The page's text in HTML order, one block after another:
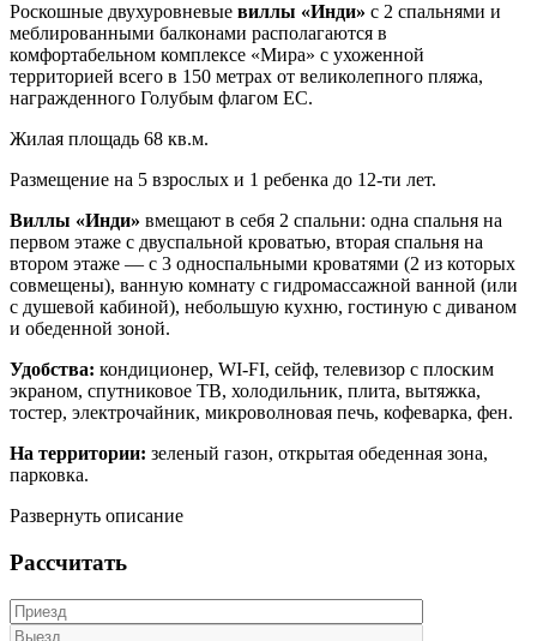
Роскошные двухуровневые виллы «Инди» с 2 спальнями и
меблированными балконами располагаются в
комфортабельном комплексе «Мира» с ухоженной
территорией всего в 150 метрах от великолепного пляжа,
награжденного Голубым флагом ЕС.
Жилая площадь 68 кв.м.
Размещение на 5 взрослых и 1 ребенка до 12-ти лет.
Виллы «Инди» вмещают в себя 2 спальни: одна спальня на
первом этаже с двуспальной кроватью, вторая спальня на
втором этаже — с 3 односпальными кроватями (2 из которых
совмещены), ванную комнату с гидромассажной ванной (или
с душевой кабиной), небольшую кухню, гостиную с диваном
и обеденной зоной.
Удобства: кондиционер, WI-FI, сейф, телевизор с плоским
экраном, спутниковое ТВ, холодильник, плита, вытяжка,
тостер, электрочайник, микроволновая печь, кофеварка, фен.
На территории: зеленый газон, открытая обеденная зона,
парковка.
Развернуть описание
Рассчитать